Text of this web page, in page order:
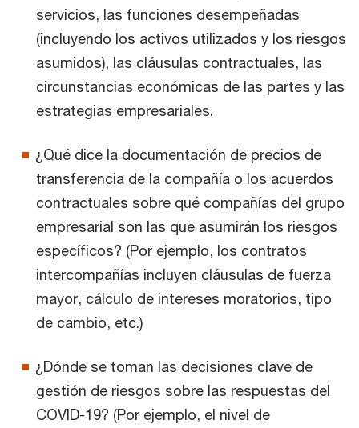
servicios, las funciones desempeñadas
(incluyendo los activos utilizados y los riesgos
asumidos), las cláusulas contractuales, las
circunstancias económicas de las partes y las
estrategias empresariales.
¿Qué dice la documentación de precios de
transferencia de la compañía o los acuerdos
contractuales sobre qué compañías del grupo
empresarial son las que asumirán los riesgos
específicos? (Por ejemplo, los contratos
intercompañías incluyen cláusulas de fuerza
mayor, cálculo de intereses moratorios, tipo
de cambio, etc.)
¿Dónde se toman las decisiones clave de
gestión de riesgos sobre las respuestas del
COVID-19? (Por ejemplo, el nivel de